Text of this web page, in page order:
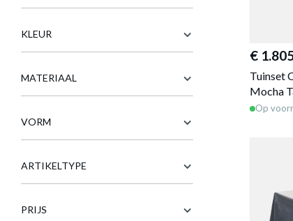
KLEUR
MATERIAAL
VORM
ARTIKELTYPE
PRIJS
€
Tuinset
Mocha
Op